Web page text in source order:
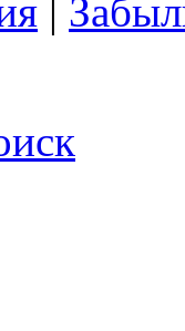
|